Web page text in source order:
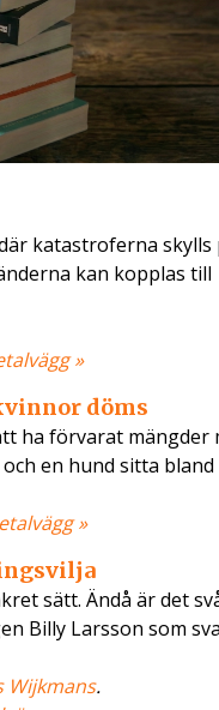
katastroferna skylls
kan kopplas till
»
döms
ha förvarat mängder
en hund sitta bland
»
sätt. Ändå är det
Billy Larsson som
Wijkmans.